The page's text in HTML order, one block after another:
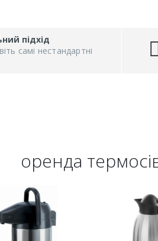
підхід
самі нестандартні
оренда